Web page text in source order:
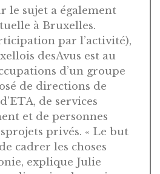
le sujet a également
à Bruxelles.
par l’activité),
desAvus est au
d’un groupe
de directions de
de services
et de personnes
privés. « Le but
cadrer les choses
explique Julie